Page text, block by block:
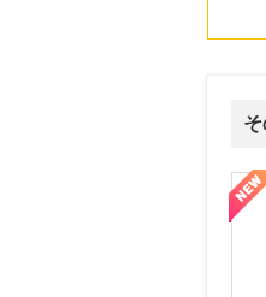
【LOJEL